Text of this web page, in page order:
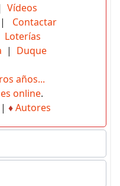
Vídeos
| Contactar
Loterías
| Duque
años...
online.
♦Autores